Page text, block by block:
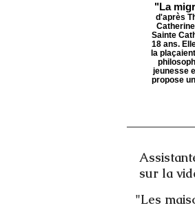
"La
d'après
Sainte
18 ans.
la
jeunesse
propose
sur la
"Les